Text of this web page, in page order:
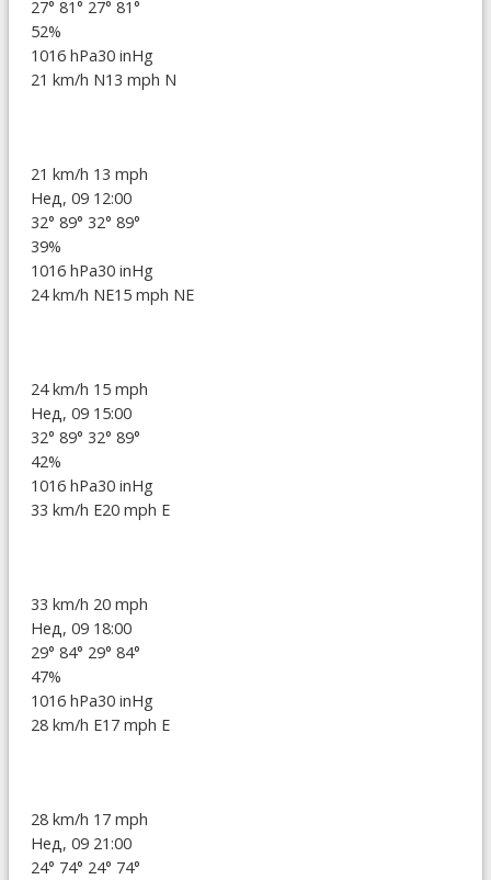
27° 81° 27° 81°
52%
1016 hPa30 inHg
21 km/h N13 mph N
21 km/h 13 mph
Нед, 09 12:00
32° 89° 32° 89°
39%
1016 hPa30 inHg
24 km/h NE15 mph NE
24 km/h 15 mph
Нед, 09 15:00
32° 89° 32° 89°
42%
1016 hPa30 inHg
33 km/h E20 mph E
33 km/h 20 mph
Нед, 09 18:00
29° 84° 29° 84°
47%
1016 hPa30 inHg
28 km/h E17 mph E
28 km/h 17 mph
Нед, 09 21:00
24° 74° 24° 74°